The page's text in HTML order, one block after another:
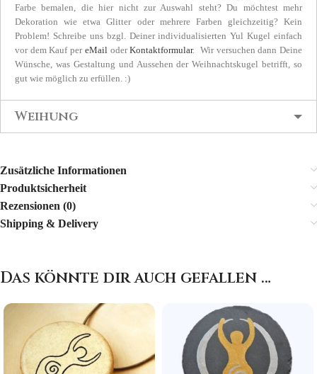
Farbe bemalen, die hier nicht zur Auswahl steht? Du möchtest mehr
Dekoration wie etwa Glitter oder mehrere Farben gleichzeitig? Kein
Problem! Schreibe uns bzgl. Deiner individualisierten Yul Kugel einfach
vor dem Kauf per eMailoderKontaktformular. Wir versuchen dann Deine
Wünsche, was Gestaltung und Aussehen der Weihnachtskugel betrifft, so
gut wie möglich zu erfüllen. :)
Weihung
Zusätzliche Informationen
Produktsicherheit
Rezensionen (0)
Shipping & Delivery
Das könnte dir auch gefallen …